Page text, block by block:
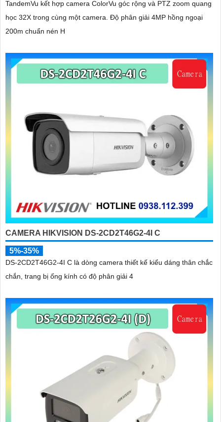
TandemVu kết hợp camera ColorVu góc rộng và PTZ zoom quang
học 32X trong cùng một camera. Độ phân giải 4MP hồng ngoại
200m chuẩn nén H
CAMERA HIKVISION DS-2CD2T46G2-4I C
5%-35%
DS-2CD2T46G2-4I C là dòng camera thiết kế kiểu dáng thân chắc
chắn, trang bị ống kính có độ phân giải 4